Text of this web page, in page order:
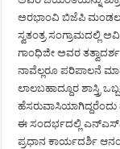
ಅರಭಾಂವಿ ಬಿಜೆಪಿ ಮಂಡಲ
ಸ್ವತಂತ್ರ ಸಂಗ್ರಾಮದಲ್ಲಿ
ಗಾಂಧಿಜೀ ಅವರ
ನಾವೆಲ್ಲರೂ ಪರಿಪಾಲನೆ
ಲಾಲಬಹಾದ್ದೂರ ಶಾಸ್ತ್ರಿ
ಹೆಸರುವಾಸಿಯಾಗಿದ್ದರೆಂದು
ಈ ಸಂದರ್ಭದಲ್ಲಿ
ಪ್ರಧಾನ ಕಾರ್ಯದರ್ಶಿ